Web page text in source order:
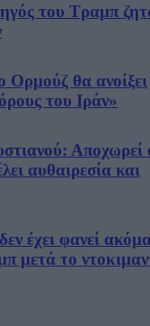
του Τραμπ
θα ανοίξει
του Ιράν»
Αποχωρεί
αυθαιρεσία και
έχει φανεί
μετά το